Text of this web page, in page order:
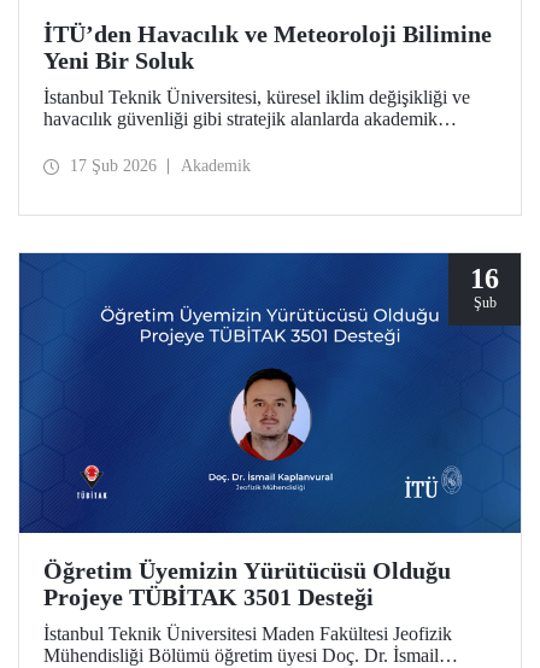
İTÜ’den Havacılık ve Meteoroloji Bilimine
Yeni Bir Soluk
İstanbul Teknik Üniversitesi, küresel iklim değişikliği ve
havacılık güvenliği gibi stratejik alanlarda akademik
Bilimleri Fakültesi bünyesinde hazırlıkları tamamlanan
17 Şub 2026 Akademik
16
Şub
Öğretim Üyemizin Yürütücüsü Olduğu
Projeye TÜBİTAK 3501 Desteği
İstanbul Teknik Üniversitesi Maden Fakültesi Jeofizik
Mühendisliği Bölümü öğretim üyesi Doç. Dr. İsmail